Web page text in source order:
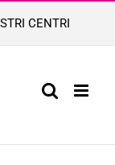
CENTRI